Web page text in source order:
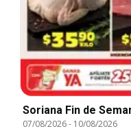
Soriana Fin de
07/08/2026- 10/08/2026